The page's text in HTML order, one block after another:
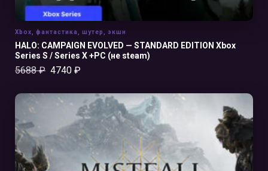
HALO: CAMPAIGN EVOLVED — STANDARD EDITION Xbox
Series S / Series X +PC (не steam)
5688₽ 4740 ₽
Xbox фантастика шутер экшн